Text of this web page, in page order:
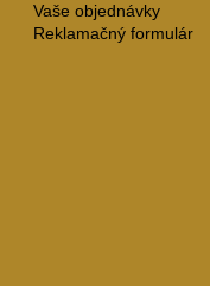
Vaše objednávky
Reklamačný formulár